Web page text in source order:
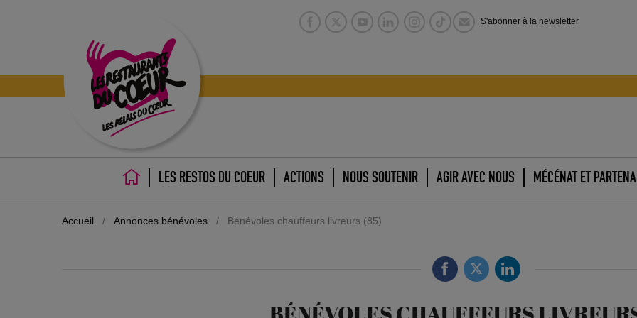
S'abonner à la newsletter
ACCUEILLES RESTOS DU COEUR ACTIONS NOUS SOUTENIR AGIR AVEC NOUS MÉCÉNAT ET
Accueil / Annonces bénévoles / Bénévoles chauffeurs livreurs (85)